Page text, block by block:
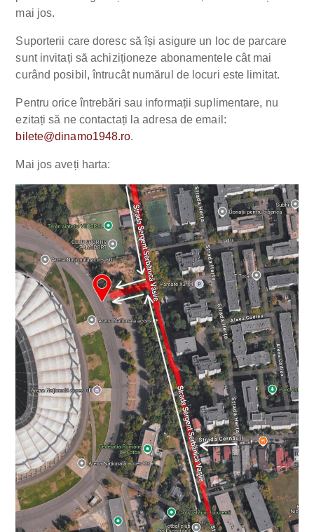
mai jos.
Suporterii care doresc să își asigure un loc de parcare
sunt invitați să achiziționeze abonamentele cât mai
curând posibil, întrucât numărul de locuri este limitat.
Pentru orice întrebări sau informații suplimentare, nu
ezitați să ne contactați la adresa de email:
bilete@dinamo1948.ro.
Mai jos aveți harta: